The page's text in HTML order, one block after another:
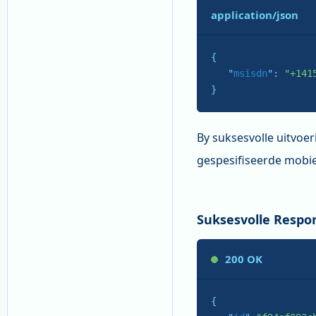
application/json
{
   "
msisdn":
}
By suksesvolle
gespesifiseerde
Suksesvolle
200 OK
{